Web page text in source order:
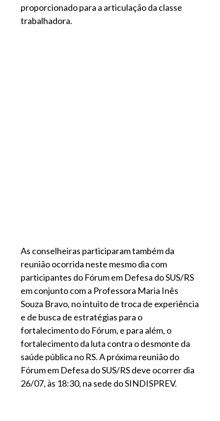
proporcionado para a articulação da classe
trabalhadora.
As conselheiras participaram também da
reunião ocorrida neste mesmo dia com
participantes do Fórum em Defesa do SUS/RS
em conjunto com a Professora Maria Inês
Souza Bravo, no intuito de troca de experiência
e de busca de estratégias para o
fortalecimento do Fórum, e para além, o
fortalecimento da luta contra o desmonte da
saúde pública no RS. A próxima reunião do
Fórum em Defesa do SUS/RS deve ocorrer dia
26/07, às 18:30, na sede do SINDISPREV.